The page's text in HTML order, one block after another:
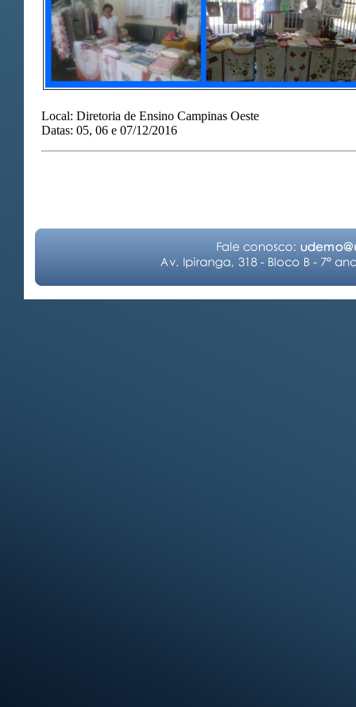
Local: Diretoria de Ensino Campinas Oeste
Datas: 05, 06 e 07/12/2016